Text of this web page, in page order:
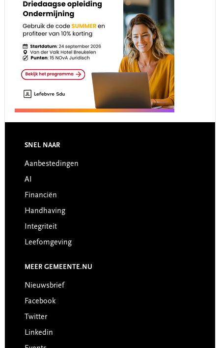
Footer
SNEL NAAR
Aanbestedingen
AI
Financiën
Handhaving
Integriteit
Leefomgeving
MEER GEMEENTE.NU
Nieuwsbrief
Facebook
Twitter
Linkedin